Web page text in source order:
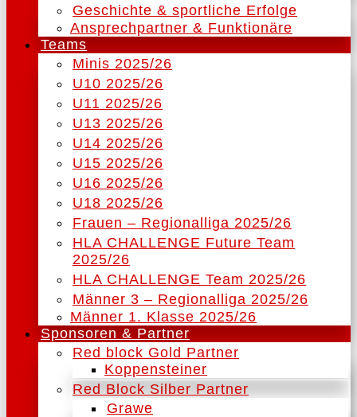
Geschichte & sportliche Erfolge
Ansprechpartner & Funktionäre
Teams
Minis 2025/26
U10 2025/26
U11 2025/26
U13 2025/26
U14 2025/26
U15 2025/26
U16 2025/26
U18 2025/26
Frauen – Regionalliga 2025/26
HLA CHALLENGE Future Team
2025/26
HLA CHALLENGE Team 2025/26
Männer 3 – Regionalliga 2025/26
Männer 1. Klasse 2025/26
Sponsoren & Partner
Red block Gold Partner
Koppensteiner
Red Block Silber Partner
Grawe